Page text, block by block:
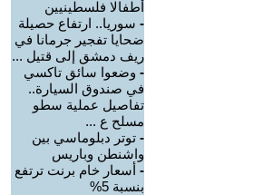
أطفالا فلسطينيين
- سوريا.. ارتفاع حصيلة
ضحايا تفجير جرمانا في
ريف دمشق إلى قتيل ...
- وضعوا سائق تاكسي
في صندوق السيارة..
تفاصيل عملية سطو
مسلح ع ...
- توتر دبلوماسي بين
واشنطن وباريس
- أسعار خام برنت ترتفع
بنسبة 5%